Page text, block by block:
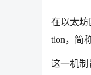
在以太坊
tion，简
这一机制